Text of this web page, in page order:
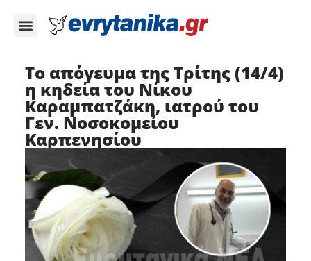
Το απόγευμα της Τρίτης (14/4)
η κηδεία του Νίκου
Καραμπατζάκη, ιατρού του
Γεν. Νοσοκομείου
Καρπενησίου